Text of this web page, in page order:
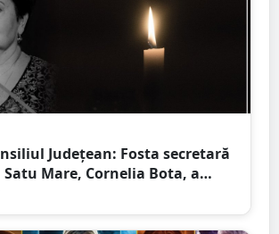
Județean: Fosta secretară
Mare, Cornelia Bota, a